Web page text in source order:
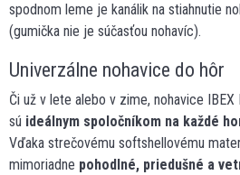
spodnom leme je kanálik na stiahnutie
(gumička nie je súčasťou nohavíc).
Univerzálne nohavice do hôr
Či už v lete alebo v zime, nohavice IBEX
sú ideálnym spoločníkom na každé
Vďaka strečovému softshellovému
mimoriadne pohodlné, priedušné a